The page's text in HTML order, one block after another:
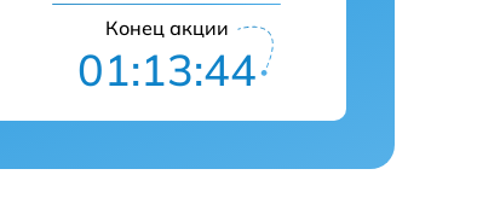
Конец акции
01:13:43